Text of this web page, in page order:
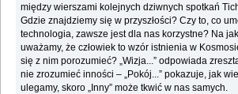
między wierszami kolejnych dziwnych spotkań
Gdzie znajdziemy się w przyszłości? Czy to, co
technologia, zawsze jest dla nas korzystne? Na
uważamy, że człowiek to wzór istnienia w
się z nim porozumieć? „Wizja...” odpowiada
nie zrozumieć inności – „Pokój...” pokazuje, jak
ulegamy, skoro „Inny” może tkwić w nas samych.